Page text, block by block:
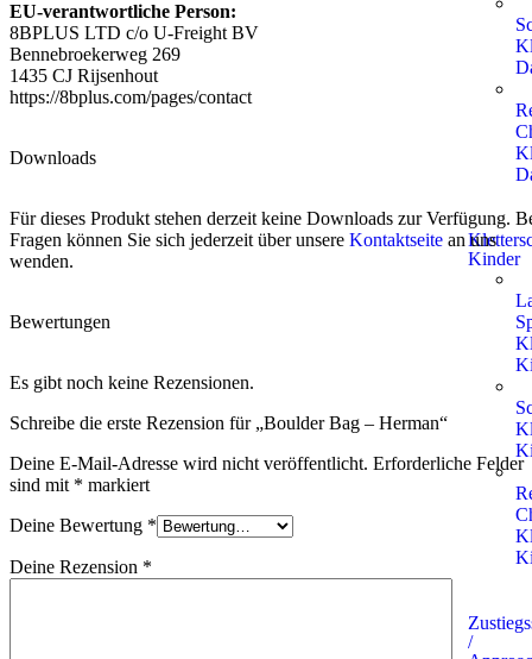
Kinder
/
EU-verantwortliche Person:
8BPLUS LTD c/o U-Freight BV
Bennebroekerweg 269
1435 CJ Rijsenhout
https://8bplus.com/pages/contact
Downloads
Für dieses Produkt stehen derzeit keine Downloads zur Verfügung.
Fragen können Sie sich jederzeit über unsere Kontaktseite an uns
wenden.
Bewertungen
Es gibt noch keine Rezensionen.
Schreibe die erste Rezension für „Boulder Bag – Herman“
Deine E-Mail-Adresse wird nicht veröffentlicht. Erforderliche Felder
sind mit * markiert
Deine Bewertung *
Deine Rezension *